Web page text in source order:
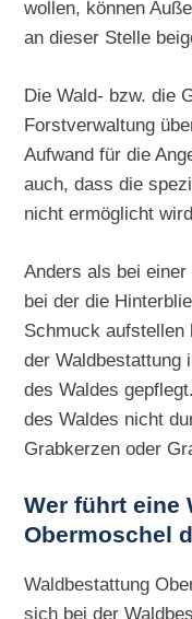
wollen, können
an dieser Stelle
Die Wald- bzw. die
Forstverwaltung
Aufwand für die
auch, dass die
nicht ermöglicht
Anders als bei
bei der die
Schmuck aufstellen
der Waldbestattung
des Waldes
des Waldes nicht
Grabkerzen oder
Wer führt eine
Obermoschel
Waldbestattung
sich bei der